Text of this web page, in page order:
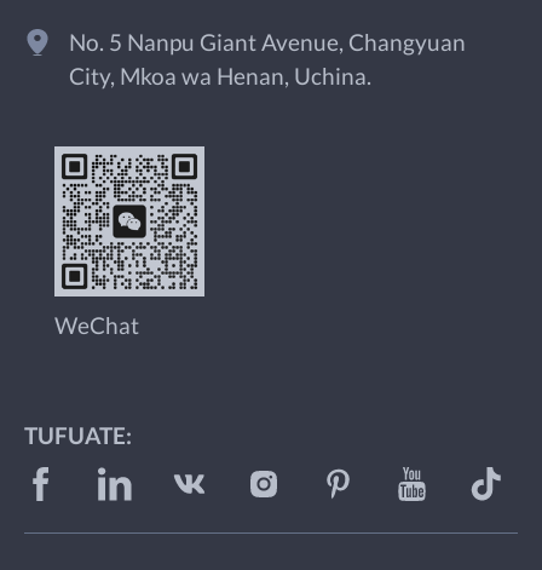
No. 5 Nanpu Giant Avenue, Changyuan
City, Mkoa wa Henan, Uchina.
WeChat
TUFUATE: